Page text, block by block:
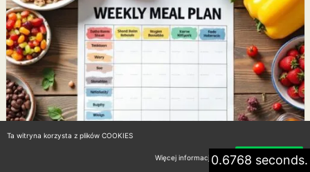
0.6768 seconds.
Ta witryna korzysta z plików COOKIES
Więcej informacji Akceptuję